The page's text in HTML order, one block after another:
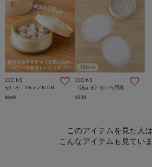
3COINS
¥660
3COINS
¥330
このアイテムを見た人は
こんなアイテムも見てい